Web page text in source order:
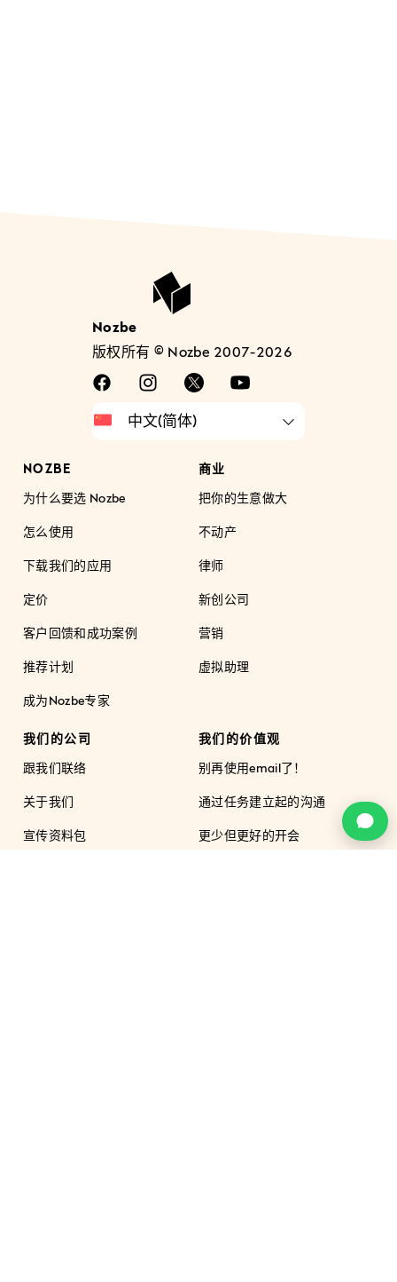
Nozbe
版权所有 © Nozbe 2007-2026
NOZBE
为什么要选 Nozbe
怎么使用
下载我们的应用
定价
客户回馈和成功案例
推荐计划
成为Nozbe专家
商业
把你的生意做大
不动产
律师
新创公司
营销
虚拟助理
我们的公司
跟我们联络
关于我们
宣传资料包
我们的价值观
别再使用email了！
通过任务建立起的沟通
更少但更好的开会
c